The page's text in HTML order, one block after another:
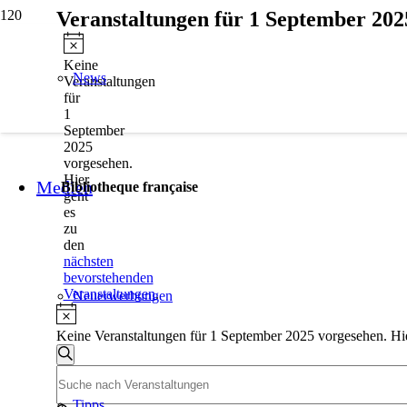
News
Medien
Neuerwerbungen
Bibliotheque française
Veranstaltungen für 1 September
Hinweis
Keine
Veranstaltungen
für
1
September
2025
vorgesehen.
Hier
geht
es
zu
den
nächsten
bevorstehenden
Veranstaltungen.
Hinweis
Keine Veranstaltungen für 1 September 2025 vorgesehen.
Veranstaltungen
Suche
Suche
Schlüsselwort